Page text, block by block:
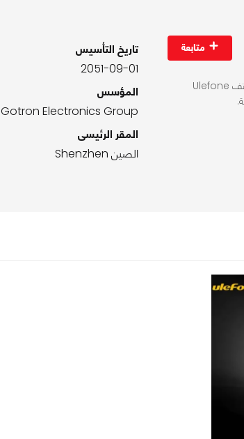
متابعة
Ulefone هي شركة صينية متخصصة في إنتاج الهواتف الذكية المتينة والمقاومة للظروف القاسية. تشتهر هواتف Ulefone
تاريخ التأسيس
2051-09-01
المؤسس
Gotron Electronics Group
المقر الرئيسى
الصين Shenzhen